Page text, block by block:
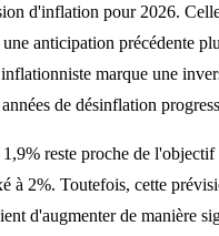
d'inflation pour 2026.
anticipation précédente
marque une
de désinflation
reste proche de l'objectif
à 2%. Toutefois, cette
d'augmenter de manière